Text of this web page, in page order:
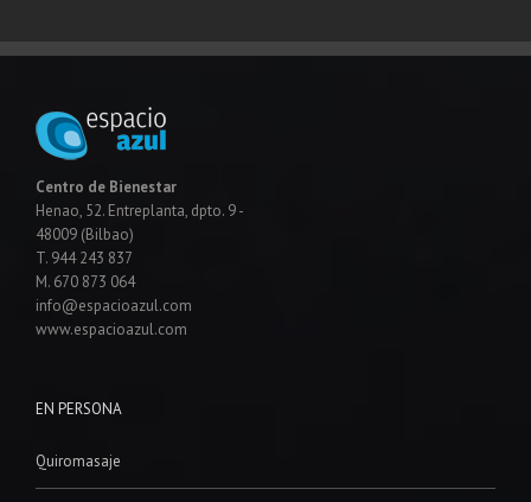
Centro de Bienestar
Henao, 52. Entreplanta, dpto. 9 -
48009 (Bilbao)
T. 944 243 837
M. 670 873 064
info@espacioazul.com
www.espacioazul.com
EN PERSONA
Quiromasaje